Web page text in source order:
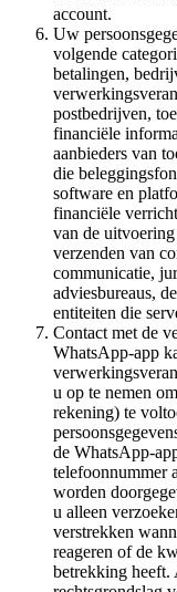
account.
Uw
volgende
betalingen,
postbedrijven,
financiële
aanbieders van
die
software en
financiële
van de
verzenden van
communicatie,
adviesbureaus,
entiteiten die
Contact met de
WhatsApp-app
u op te nemen
rekening) te
de WhatsApp-
telefoonnummer
worden
u alleen
verstrekken
reageren of de
betrekking heeft.